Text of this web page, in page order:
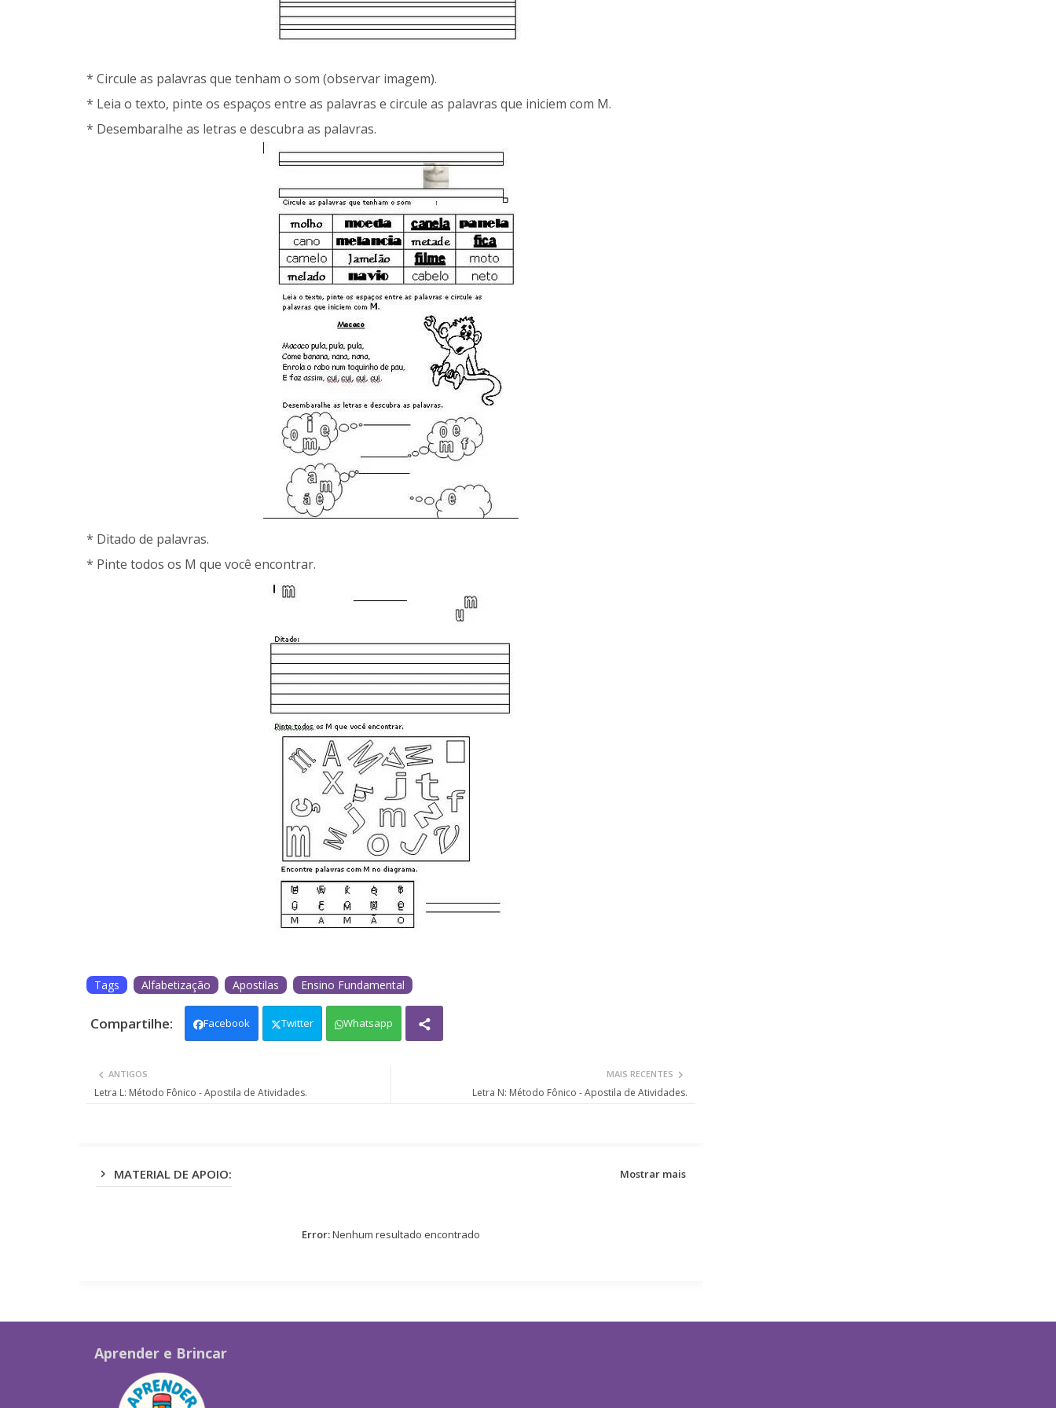
* Circule as palavras que tenham o som (observar imagem).
* Leia o texto, pinte os espaços entre as palavras e circule as palavras que iniciem com M.
* Desembaralhe as letras e descubra as palavras.
* Ditado de palavras.
* Pinte todos os M que você encontrar.
Tags Alfabetização Apostilas Ensino Fundamental
Facebook Twitter Whatsapp
MAIS RECENTES
Letra N: Método Fônico - Apostila de Atividades.
ANTIGOS
Letra L: Método Fônico - Apostila de Atividades.
MATERIAL DE APOIO: Mostrar mais
Error:Nenhum resultado encontrado
Aprender e Brincar